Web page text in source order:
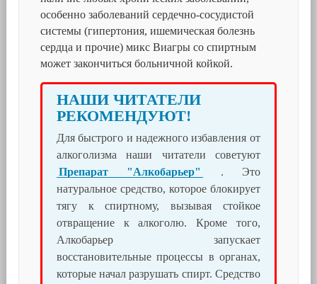
особенно заболеваний сердечно-сосудистой
системы (гипертония, ишемическая болезнь
сердца и прочие) микс Виагры со спиртным
может закончиться больничной койкой.
НАШИ ЧИТАТЕЛИ
РЕКОМЕНДУЮТ!
Для быстрого и надежного избавления от
алкоголизма наши читатели советуют
Препарат "Алкобарьер"
. Это
натуральное средство, которое блокирует
тягу к спиртному, вызывая стойкое
отвращение к алкоголю. Кроме того,
Алкобарьер запускает
восстановительные процессы в органах,
которые начал разрушать спирт. Средство